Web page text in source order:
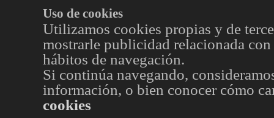
Uso de cookies
Utilizamos cookies propias y de
mostrarle publicidad relacionada
hábitos de navegación.
Si continúa navegando,
información, o bien conocer cómo
cookies